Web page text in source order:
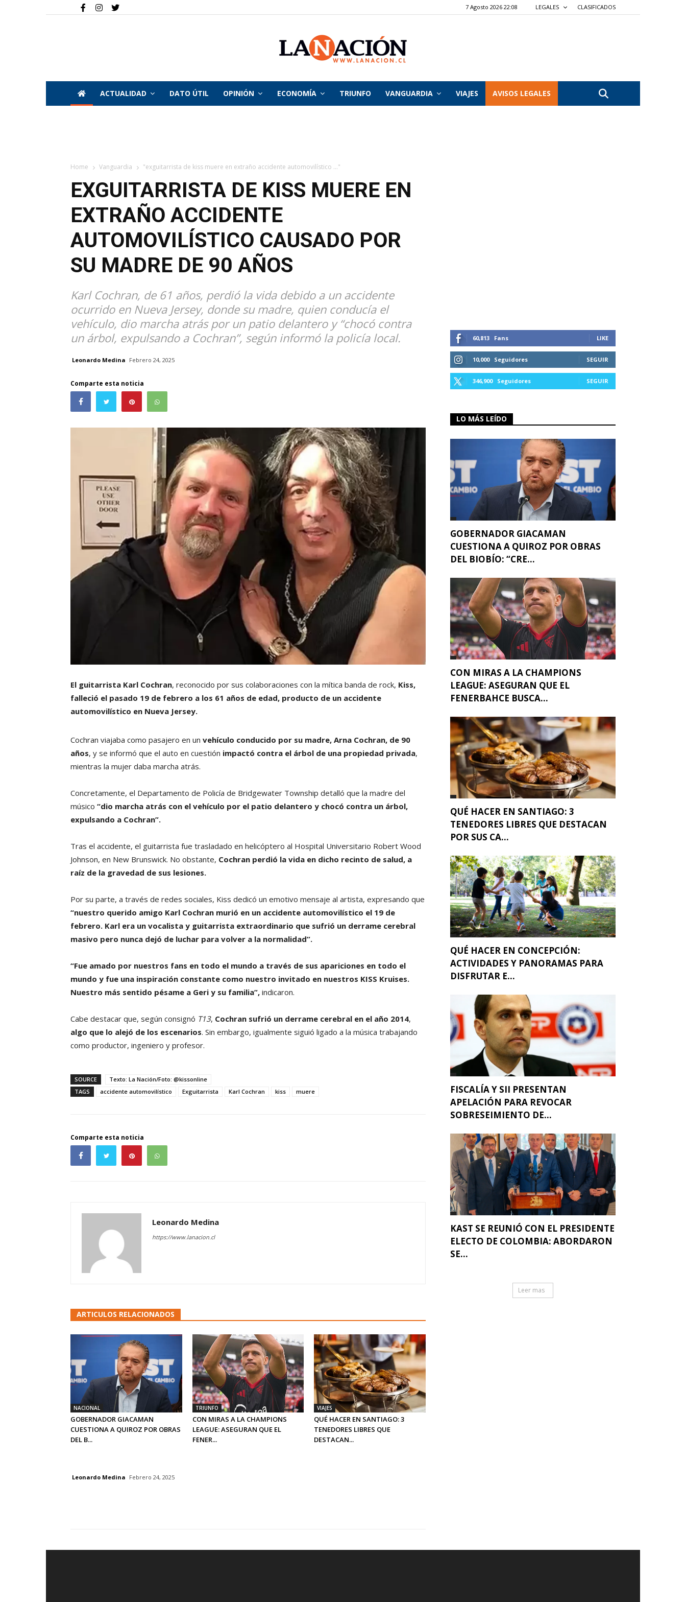
7 Agosto 2026 22:08 LEGALES CLASIFICADOS
La
ACTUALIDAD DATO ÚTIL OPINIÓN ECONOMÍA TRIUNFO VANGUARDIA VIAJES AVISOS LEGALES
Home Vanguardia "exguitarrista de kiss muere en extraño accidente automovilístico ..."
EXGUITARRISTA DE KISS MUERE EN
EXTRAÑO ACCIDENTE
AUTOMOVILÍSTICO CAUSADO POR
SU MADRE DE 90 AÑOS
Karl Cochran, de 61 años, perdió la vida debido a un accidente
ocurrido en Nueva Jersey, donde su madre, quien conducía el
vehículo, dio marcha atrás por un patio delantero y “chocó contra
un árbol, expulsando a Cochran”, según informó la policía local.
Leonardo Medina Febrero 24, 2025
Comparte esta noticia
El guitarrista Karl Cochran, reconocido por sus colaboraciones con la mítica banda de rock, Kiss,
falleció el pasado 19 de febrero a los 61 años de edad, producto de un accidente
automovilístico en Nueva Jersey.
Cochran viajaba como pasajero en un vehículo conducido por su madre, Arna Cochran, de 90
años, y se informó que el auto en cuestión impactó contra el árbol de una propiedad privada,
mientras la mujer daba marcha atrás.
Concretamente, el Departamento de Policía de Bridgewater Township detalló que la madre del
músico “dio marcha atrás con el vehículo por el patio delantero y chocó contra un árbol,
expulsando a Cochran”.
Tras el accidente, el guitarrista fue trasladado en helicóptero al Hospital Universitario Robert Wood
Johnson, en New Brunswick. No obstante, Cochran perdió la vida en dicho recinto de salud, a
raíz de la gravedad de sus lesiones.
Por su parte, a través de redes sociales, Kiss dedicó un emotivo mensaje al artista, expresando que
“nuestro querido amigo Karl Cochran murió en un accidente automovilístico el 19 de
febrero. Karl era un vocalista y guitarrista extraordinario que sufrió un derrame cerebral
masivo pero nunca dejó de luchar para volver a la normalidad”.
“Fue amado por nuestros fans en todo el mundo a través de sus apariciones en todo el
mundo y fue una inspiración constante como nuestro invitado en nuestros KISS Kruises.
Nuestro más sentido pésame a Geri y su familia”, indicaron.
Cabe destacar que, según consignó T13, Cochran sufrió un derrame cerebral en el año 2014,
algo que lo alejó de los escenarios. Sin embargo, igualmente siguió ligado a la música trabajando
como productor, ingeniero y profesor.
SOURCE
Texto: La Nación/Foto: @kissonline
TAGS
accidente automovilístico Exguitarrista Karl Cochran kiss muere
Comparte esta noticia
Leonardo Medina
https://www.lanacion.cl
ARTICULOS RELACIONADOS
NACIONAL
GOBERNADOR GIACAMAN
CUESTIONA A QUIROZ POR OBRAS
DEL B...
TRIUNFO
CON MIRAS A LA CHAMPIONS
LEAGUE: ASEGURAN QUE EL
FENER...
VIAJES
QUÉ HACER EN SANTIAGO: 3
TENEDORES LIBRES QUE
DESTACAN...
60,813 Fans LIKE
10,000 Seguidores SEGUIR
346,900 Seguidores SEGUIR
LO MÁS LEÍDO
GOBERNADOR GIACAMAN
CUESTIONA A QUIROZ POR OBRAS
DEL BIOBÍO: “CRE...
CON MIRAS A LA CHAMPIONS
LEAGUE: ASEGURAN QUE EL
FENERBAHCE BUSCA...
QUÉ HACER EN SANTIAGO: 3
TENEDORES LIBRES QUE DESTACAN
POR SUS CA...
QUÉ HACER EN CONCEPCIÓN:
ACTIVIDADES Y PANORAMAS PARA
DISFRUTAR E...
FISCALÍA Y SII PRESENTAN
APELACIÓN PARA REVOCAR
SOBRESEIMIENTO DE...
KAST SE REUNIÓ CON EL PRESIDENTE
ELECTO DE COLOMBIA: ABORDARON
SE...
Leer mas
Leonardo Medina Febrero 24, 2025